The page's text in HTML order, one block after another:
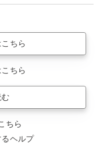
ちら
ちら
ちら
るヘルプ